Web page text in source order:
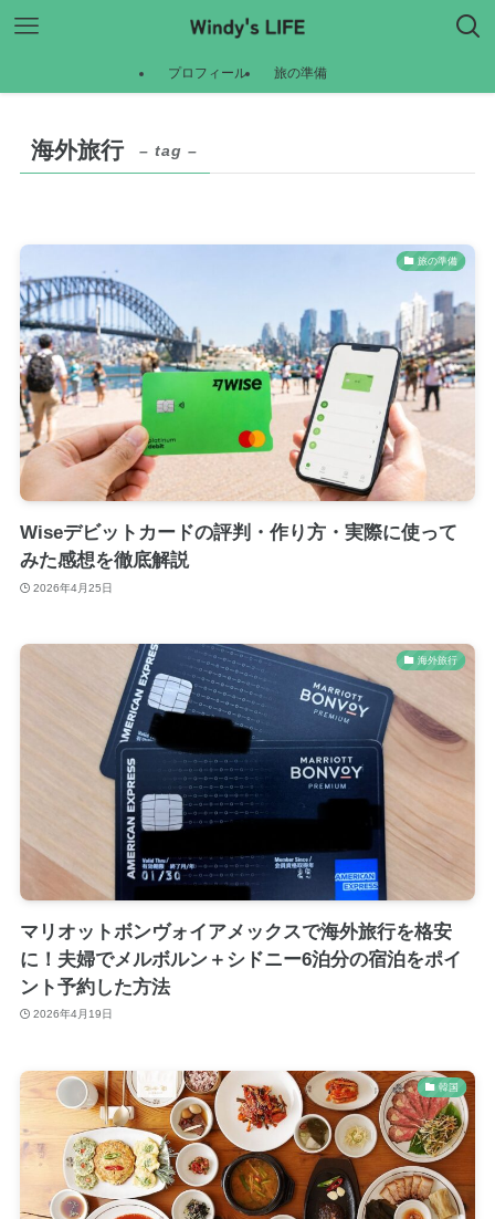
プロフィール 旅の準備
海外旅行 – tag –
旅の準備
Wiseデビットカードの評判・作り方・実際に使って
みた感想を徹底解説
2026年4月25日
海外旅行
マリオットボンヴォイアメックスで海外旅行を格安
に！夫婦でメルボルン＋シドニー6泊分の宿泊をポイ
ント予約した方法
2026年4月19日
韓国